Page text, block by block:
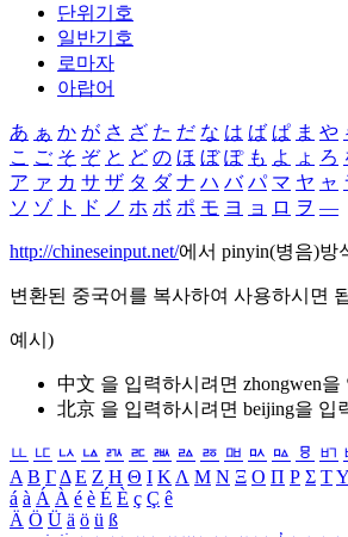
단위기호
일반기호
로마자
아랍어
あ ぁ か が さ ざ た だ な は ば ぱ ま や
こ ご そ ぞ と ど の ほ ぼ ぽ も よ ょ ろ
ア ァ カ サ ザ タ ダ ナ ハ バ パ マ ヤ ャ
ソ ゾ ト ド ノ ホ ボ ポ モ ヨ ョ ロ ヲ ―
http://chineseinput.net/에서 pinyin(병음)방
변환된 중국어를 복사하여 사용하시면
예시)
中文 을 입력하시려면 zhongwen을
北京 을 입력하시려면 beijing을 입
ㅥ ㅦ ㅧ ㅨ ㅩ ㅪ ㅫ ㅬ ㅭ ㅮ ㅯ ㅰ ㅱ ㅲ
Α Β ΓΔ Ε Ζ Η Θ Ι ΚΛ Μ Ν Ξ Ο Π Ρ Σ ΤΥ
á à Á À é è É È ç Ç ê
Ä Ö Ü ä ö ü ß